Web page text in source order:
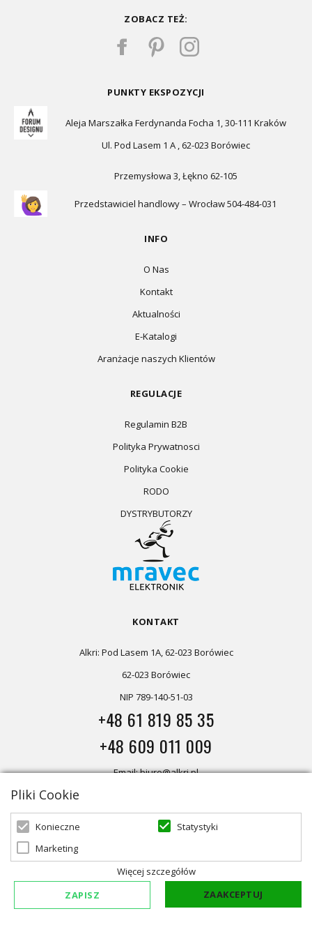
ZOBACZ TEŻ:
PUNKTY EKSPOZYCJI
Aleja Marszałka Ferdynanda Focha 1, 30-111 Kraków
Ul. Pod Lasem 1 A , 62-023 Borówiec
Przemysłowa 3, Łękno 62-105
Przedstawiciel handlowy – Wrocław 504-484-031
INFO
O Nas
Kontakt
Aktualności
E-Katalogi
Aranżacje naszych Klientów
REGULACJE
Regulamin B2B
Polityka Prywatnosci
Polityka Cookie
RODO
DYSTRYBUTORZY
KONTAKT
Alkri: Pod Lasem 1A, 62-023 Borówiec
62-023 Borówiec
NIP 789-140-51-03
+48 61 819 85 35
+48 609 011 009
Email: biuro@alkri.pl
Magazyn i zwroty: ul. Przemysłowa 3, 63-020 Łękno
Biuro: Pod Lasem 1A, 62-023 Borówiec
Oferta skierowana dla firm, w przypadku zakupów detalicznych
zapraszamy do sklepuOświetlenie marzeń
Pliki Cookie
Konieczne
Statystyki
Marketing
Więcej szczegółów
ZAPISZ
ZAAKCEPTUJ